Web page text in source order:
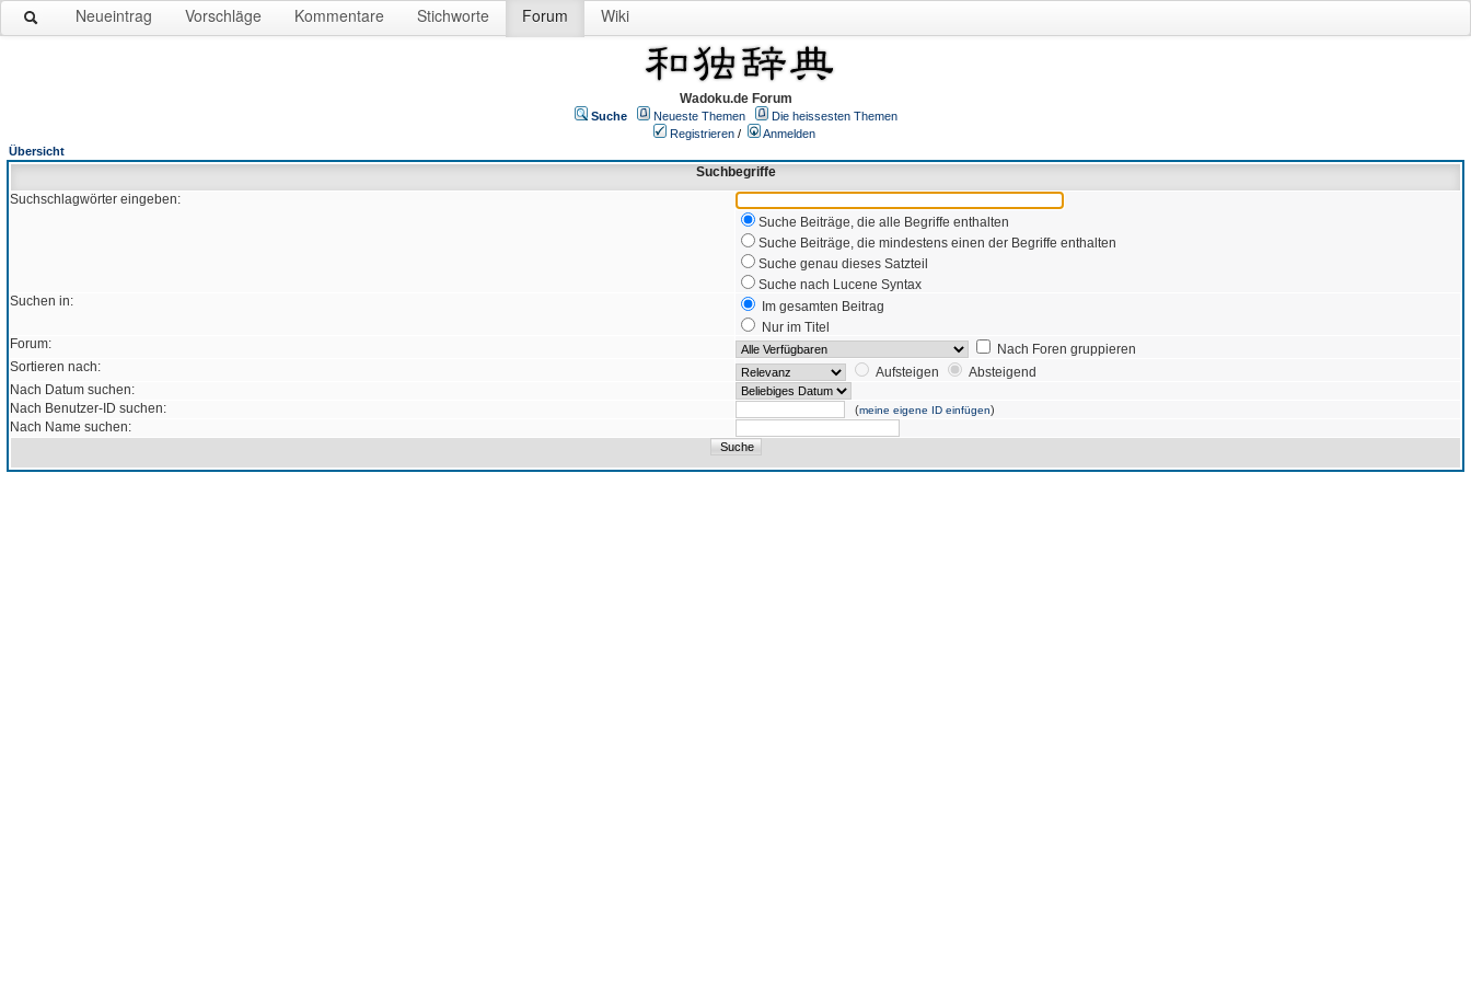
Neueintrag Vorschläge Kommentare Stichworte Forum Wiki
Wadoku.de Forum
Suche Neueste Themen
Die heissesten Themen
Registrieren /
Anmelden
Übersicht
Suchbegriffe
Suchschlagwörter eingeben:
Suche Beiträge, die alle Begriffe enthalten
Suche Beiträge, die mindestens einen der Begriffe enthalten
Suche genau dieses Satzteil
Suche nach Lucene Syntax
Suchen in:
Im gesamten Beitrag
Nur im Titel
Forum:
Nach Foren gruppieren
Sortieren nach:
Aufsteigen
Absteigend
Nach Datum suchen:
Nach Benutzer-ID suchen:
(meine eigene ID einfügen)
Nach Name suchen: